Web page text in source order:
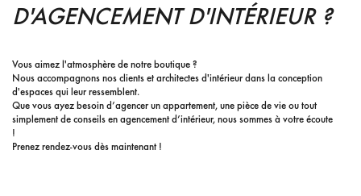
D'AGENCEMENT D'INTÉRIEUR ?
Vous aimez l'atmosphère de notre boutique ?
Nous accompagnons nos clients et architectes d'intérieur dans la conception
d'espaces qui leur ressemblent.
Que vous ayez besoin d’agencer un appartement, une pièce de vie ou tout
simplement de conseils en agencement d’intérieur, nous sommes à votre écoute
!
Prenez rendez-vous dès maintenant !